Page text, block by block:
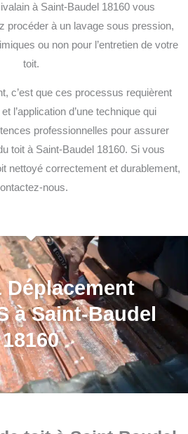
à Saint-Baudel 18160 vous
procéder à un lavage sous pression,
ou non pour l’entretien de votre
toit.
c’est que ces processus requièrent
l’application d’une technique qui
professionnelles pour assurer
toit à Saint-Baudel 18160. Si vous
nettoyé correctement et durablement,
nous.
Déplacement
à Saint-Baudel
18160